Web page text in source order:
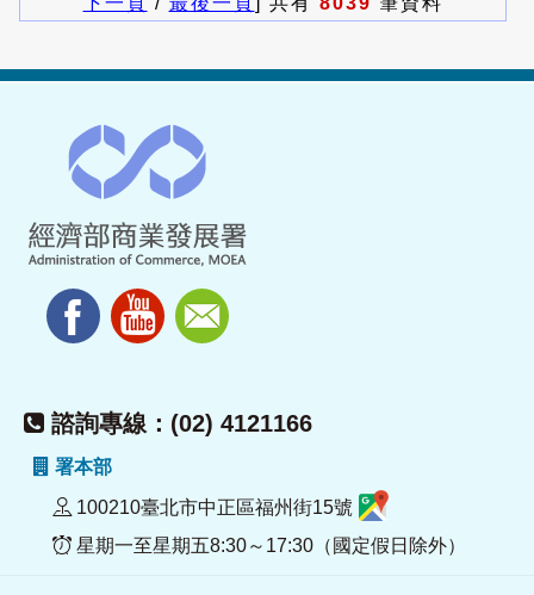
諮詢專線：(02) 4121166
署本部
100210臺北市中正區福州街15號
星期一至星期五8:30～17:30（國定假日除外）